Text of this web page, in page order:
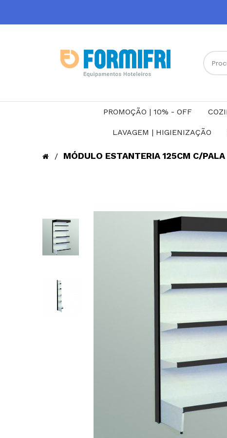
PROMOÇÃO | 10% - OFF
LAVAGEM | HIGIENIZAÇÃO
MÓDULO ESTANTERIA 125CM C/PALA